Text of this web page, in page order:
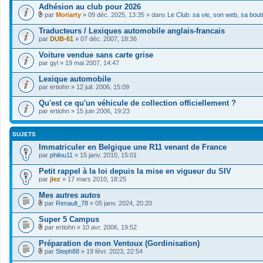
Adhésion au club pour 2026
F
i
c
h
i
e
r
s
)
j
o
i
n
t
(
)
par Moriarty » 09 déc. 2025, 13:35 » dans Le Club: sa vie, son web, sa
Traducteurs / Lexiques automobile anglais-francais
par DUB-61 » 07 déc. 2007, 18:36
Voiture vendue sans carte grise
par gyl » 19 mai 2007, 14:47
Lexique automobile
par ertiohn » 12 juil. 2006, 15:09
Qu'est ce qu'un véhicule de collection officiellement ?
par ertiohn » 15 juin 2006, 19:23
SUJETS
Immatriculer en Belgique une R11 venant de France
par philou11 » 15 janv. 2010, 15:01
Petit rappel à la loi depuis la mise en vigueur du SIV
par jlez » 17 mars 2010, 18:25
Mes autres autos
F
i
c
h
i
e
r
par Renault_78 » 05 janv. 2024, 20:20
Super 5 Campus
F
i
c
h
i
par ertiohn » 10 avr. 2006, 19:52
Préparation de mon Ventoux (Gordinisation)
F
par Steph88 » 19 févr. 2023, 22:54